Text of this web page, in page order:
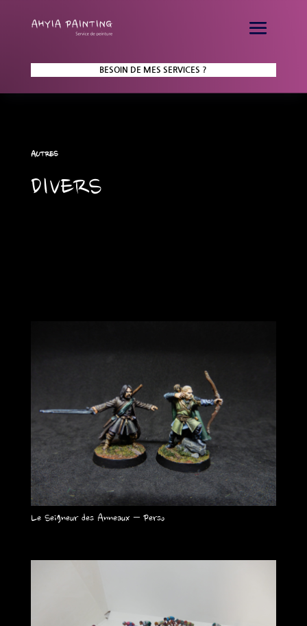
BESOIN DE MES SERVICES ?
AUTRES
DIVERS
Le Seigneur des Anneaux – Perso